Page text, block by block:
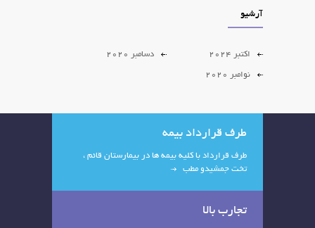
آرشیو
اکتبر 2024 دسامبر 2020
نوامبر 2020
طرف قرارداد بیمه
طرف قرارداد با کلیه بیمه ها در بیمارستان قائم ،
تخت جمشیدو مطب
تجارب بالا